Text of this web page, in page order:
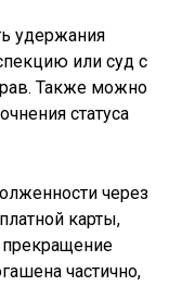
удержания
или суд с
Также можно
статуса
через
карты,
частично,